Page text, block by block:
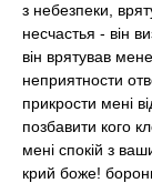
з небезпеки,
несчастья - він
він врятував
неприятности
прикрости мені
позбавити кого
мені спокій з
крий боже!